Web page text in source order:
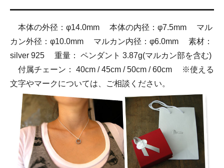
本体の外径：φ14.0mm 本体の内径：φ7.5mm マル
カン外径：φ10.0mm マルカン内径：φ6.0mm 素材：
silver 925 重量： ペンダント 3.87g(マルカン部を含む)
付属チェーン： 40cm / 45cm / 50cm / 60cm ※使える
文字やマークについては、ご相談ください。